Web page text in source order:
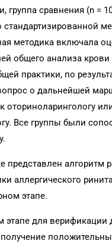
группа сравнения (n =
стандартизированной
методика включала
общего анализа
практики, по
о дальнейшей
оториноларингологу
Все группы были
представлен алгоритм
аллергического
этапе.
этапе для верификации
получение